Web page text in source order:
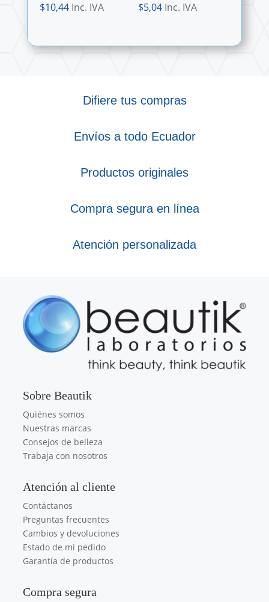
$10,44 Inc. IVA $5,04 Inc. IVA
Difiere tus compras
Envíos a todo Ecuador
Productos originales
Compra segura en línea
Atención personalizada
Sobre Beautik
Quiénes somos
Nuestras marcas
Consejos de belleza
Trabaja con nosotros
Atención al cliente
Contáctanos
Preguntas frecuentes
Cambios y devoluciones
Estado de mi pedido
Garantía de productos
Compra segura